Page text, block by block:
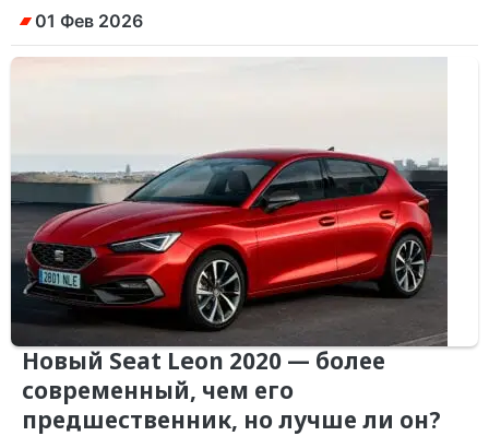
01 Фев 2026
Новый Seat Leon 2020 — более
современный, чем его
предшественник, но лучше ли он?